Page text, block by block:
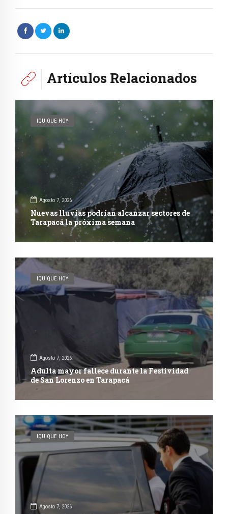
Artículos Relacionados
IQUIQUE HOY
Agosto 7, 2026
Nuevas lluvias podrían alcanzar sectores de
Tarapacá la próxima semana
IQUIQUE HOY
Agosto 7, 2026
Adulta mayor fallece durante la Festividad
de San Lorenzo en Tarapacá
IQUIQUE HOY
Agosto 7, 2026